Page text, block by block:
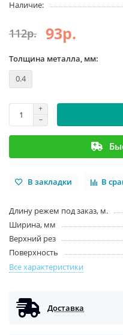
Наличие:
112р. 93р.
Толщина металла, мм:
0.4
В закладки В
Длину режем под заказ, м.
Ширина, мм
Верхний рез
Поверхность
Все характеристики
Доставка